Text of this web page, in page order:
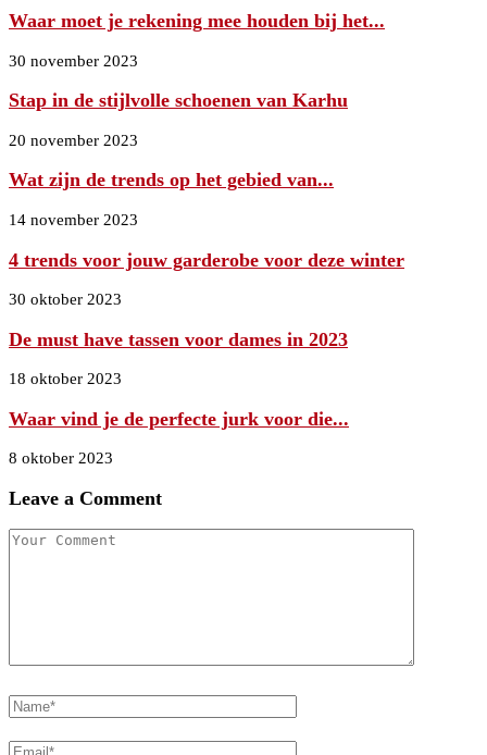
Waar moet je rekening mee houden bij het...
30 november 2023
Stap in de stijlvolle schoenen van Karhu
20 november 2023
Wat zijn de trends op het gebied van...
14 november 2023
4 trends voor jouw garderobe voor deze winter
30 oktober 2023
De must have tassen voor dames in 2023
18 oktober 2023
Waar vind je de perfecte jurk voor die...
8 oktober 2023
Leave a Comment